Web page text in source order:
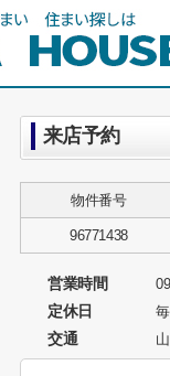
来店予約
物件番号
96771438
営業時間
定休日
交通